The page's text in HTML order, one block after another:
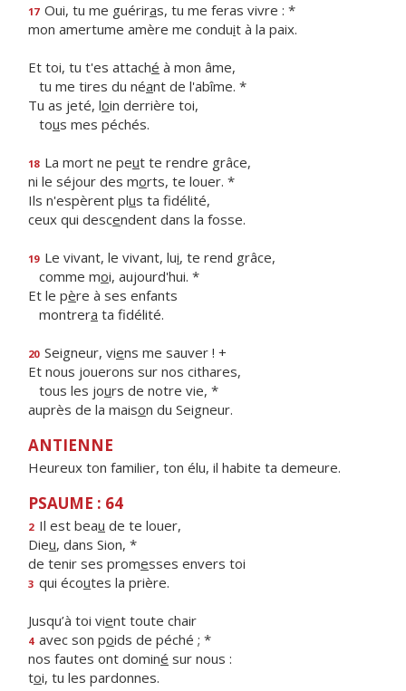
17 Oui, tu me guériras, tu me feras vivre : *
mon amertume amère me conduit à la paix.
Et toi, tu t'es attaché à mon âme,
tu me tires du néant de l'abîme. *
Tu as jeté, loin derrière toi,
tous mes péchés.
18 La mort ne peut te rendre grâce,
ni le séjour des morts, te louer. *
Ils n'espèrent plus ta fidélité,
ceux qui descendent dans la fosse.
19 Le vivant, le vivant, lui, te rend grâce,
comme moi, aujourd'hui. *
Et le père à ses enfants
montrera ta fidélité.
20 Seigneur, viens me sauver ! +
Et nous jouerons sur nos cithares,
tous les jours de notre vie, *
auprès de la maison du Seigneur.
ANTIENNE
Heureux ton familier, ton élu, il habite ta demeure.
PSAUME : 64
2 Il est beau de te louer,
Dieu, dans Sion, *
de tenir ses promesses envers toi
3 qui écoutes la prière.
Jusqu’à toi vient toute chair
4 avec son poids de péché ; *
nos fautes ont dominé sur nous :
toi, tu les pardonnes.